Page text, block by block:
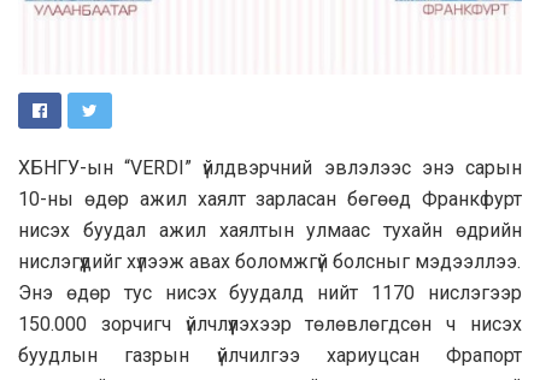
ХБНГУ-ын “VERDI” үйлдвэрчний эвлэлээс энэ сарын
10-ны өдөр ажил хаялт зарласан бөгөөд Франкфурт
нисэх буудал ажил хаялтын улмаас тухайн өдрийн
нислэгүүдийг хүлээж авах боломжгүй болсныг мэдээллээ.
Энэ өдөр тус нисэх буудалд нийт 1170 нислэгээр
150.000 зорчигч үйлчлүүлэхээр төлөвлөгдсөн ч нисэх
буудлын газрын үйлчилгээ хариуцсан Фрапорт